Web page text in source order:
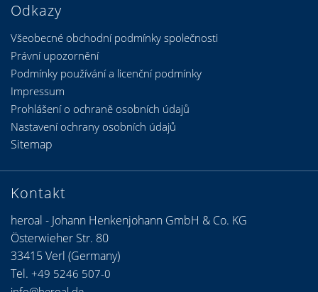
Odkazy
Všeobecné obchodní podmínky společnosti
Právní upozornění
Podmínky používání a licenční podmínky
Kontakt
heroal - Johann Henkenjohann GmbH & Co. KG
Österwieher Str. 80
33415 Verl (Germany)
Tel. +49 5246 507-0
Impressum
Prohlášení o ochraně osobních údajů
Nastavení ochrany osobních údajů
Sitemap